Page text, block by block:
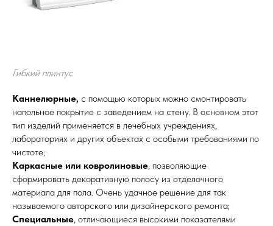
Гибкий плинтус
Каннелюрные, с помощью которых можно смонтировать
напольное покрытие с заведением на стену. В основном этот
тип изделий применяется в лечебных учреждениях,
лабораториях и других объектах с особыми требованиями по
чистоте;
Каркасные или ковролиновые, позволяющие
сформировать декоративную полосу из отделочного
материала для пола. Очень удачное решение для так
называемого авторского или дизайнерского ремонта;
Специальные, отличающиеся высокими показателями